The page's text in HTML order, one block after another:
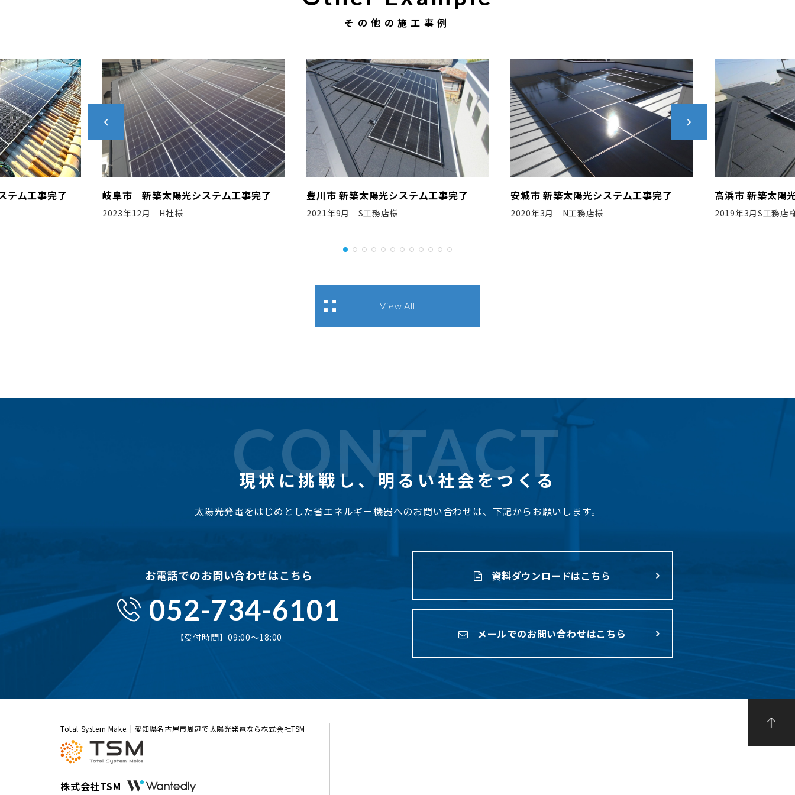
その他の施工事例
テム工事完了 豊川市 新築太陽光システム工事完了
2021年9月 S工務店様
安城市 新築太陽光システム工事完了
2020年3月 N工務店様
高浜市 新築太陽光システム工事完了
2019年3月S工務店様
一宮市 新築太陽
2020年8月 K社様
View All
CONTACT
現状に挑戦し、明るい社会をつくる
太陽光発電をはじめとした省エネルギー機器へのお問い合わせは、下記からお願いします。
お電話でのお問い合わせはこちら
052-734-6101
【受付時間】09:00〜18:00
資料ダウンロードはこちら
メールでのお問い合わせはこちら
Total System Make. | 愛知県名古屋市周辺で太陽光発電なら株式会社TSM
株式会社TSM